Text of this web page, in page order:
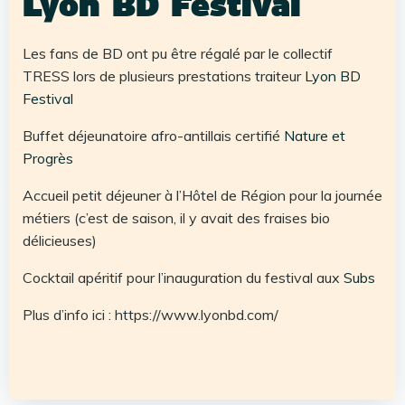
Les fans de BD ont pu être régalé par le collectif
TRESS lors de plusieurs prestations traiteur Lyon BD
Festival
Buffet déjeunatoire afro-antillais certifié Nature et
Progrès
Accueil petit déjeuner à l’Hôtel de Région pour la journée
métiers (c’est de saison, il y avait des fraises bio
délicieuses)
Cocktail apéritif pour l’inauguration du festival aux Subs
Plus d’info ici : https://www.lyonbd.com/